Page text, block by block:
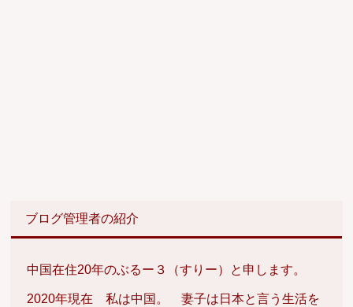
ブログ管理者の紹介
中国在住20年のぶるー３（すりー）と申します。
2020年現在 私は中国。 妻子は日本と言う生活を